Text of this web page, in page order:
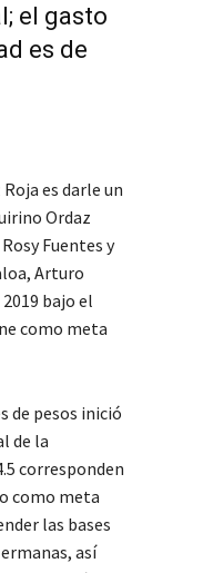
el gasto
es de
es darle un
Ordaz
Fuentes y
Arturo
bajo el
como meta
de pesos inició
de la
corresponden
como meta
las bases
así